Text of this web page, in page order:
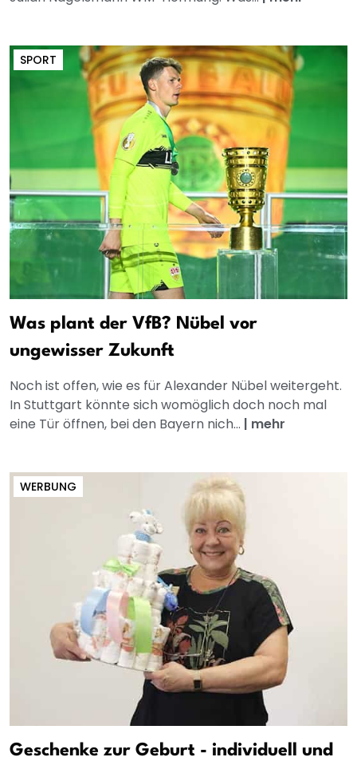
SPORT
Was plant der VfB? Nübel vor
ungewisser Zukunft
Noch ist offen, wie es für Alexander Nübel weitergeht.
In Stuttgart könnte sich womöglich doch noch mal
eine Tür öffnen, bei den Bayern nich... | mehr
WERBUNG
Geschenke zur Geburt - individuell und